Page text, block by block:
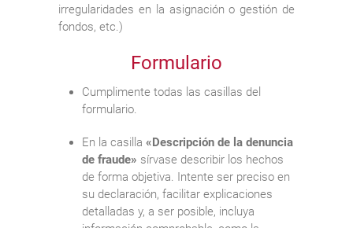
irregularidades en la asignación o gestión de
fondos, etc.)
Formulario
Cumplimente todas las casillas del
formulario.
En la casilla «Descripción de la denuncia
de fraude» sírvase describir los hechos
de forma objetiva. Intente ser preciso en
su declaración, facilitar explicaciones
detalladas y, a ser posible, incluya